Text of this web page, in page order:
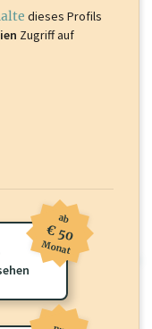
Sie dieses Profil frei
dieses Profils
Zugriff auf
ab
€ 50
Monat